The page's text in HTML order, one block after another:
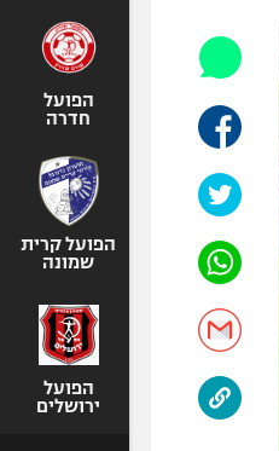
הפועל
חדרה
הפועל קרית
שמונה
הפועל
ירושלים